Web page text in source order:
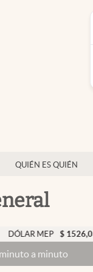
QUIÉN ES QUIÉN
$ 1526,03 0.43%